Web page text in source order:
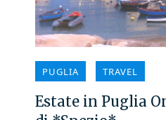
PUGLIA TRAVEL
Estate in Puglia